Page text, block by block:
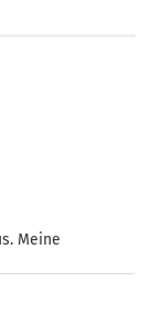
Meine